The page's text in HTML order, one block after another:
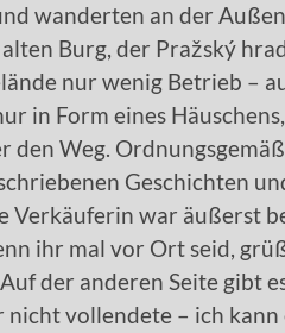
wanderten an der
Burg, der Pražský
nur wenig Betrieb –
in Form eines
den Weg.
Geschichten
Verkäuferin war äußerst
ihr mal vor Ort seid,
der anderen Seite gibt
vollendete – ich kann